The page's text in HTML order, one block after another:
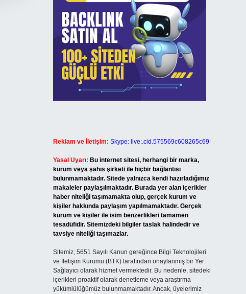
Reklam ve İletişim: Skype: live:.cid.575569c608265c69
Yasal Uyarı: Bu internet sitesi, herhangi bir marka,
kurum veya şahıs şirketi ile hiçbir bağlantısı
bulunmamaktadır. Sitede yalnızca kendi hazırladığımız
makaleler paylaşılmaktadır. Burada yer alan içerikler
haber niteliği taşımamakta olup, gerçek kurum ve
kişiler hakkında paylaşım yapılmamaktadır. Gerçek
kurum ve kişiler ile isim benzerlikleri tamamen
tesadüfidir. Sitemizdeki bilgiler taslak halindedir ve
tavsiye niteliği taşımazlar.
Sitemiz, 5651 Sayılı Kanun gereğince Bilgi Teknolojileri
ve İletişim Kurumu (BTK) tarafından onaylanmış bir Yer
Sağlayıcı olarak hizmet vermektedir. Bu nedenle, sitedeki
içerikleri proaktif olarak denetleme veya araştırma
yükümlülüğümüz bulunmamaktadır. Ancak, üyelerimiz